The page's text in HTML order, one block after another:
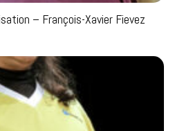
– François-Xavier Fievez